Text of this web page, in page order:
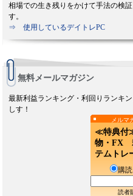
相場での生き残りをかけて手法の検
す。
⇒ 使用しているデイトレPC
無料メールマガジン
最新利益ランキング・利回りランキ
しす！
メルマ
≪特典付
物・FX
テムトレ
購読
読者